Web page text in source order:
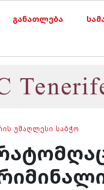
განათლება
ᲣᲛᲐᲦᲚᲔᲡᲘ ᲡᲐᲑᲭᲝ